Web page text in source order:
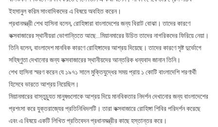
ইহসানুল করিম সাংবাদিকদের এ বিষয়ে অবহিত করেন।
প্রধানমন্ত্রী শেখ হাসিনা বলেন, রোহিঙ্গারা বাংলাদেশের জন্য বিরাট বোঝা। তাদের কারণে
কক্সবাজারের স্থানীয়রা ভোগান্তিতে আছে…মিয়ানমারের উচিত তাদের নাগরিকদের ফিরিয়ে নেয়া।
তিনি বলেন, বাংলাদেশ মানবিক কারণে রোহিঙ্গাদের আশ্রয় দিয়েছে। তাদের কারণে সৃষ্ট দুর্ভোগে
সহিষ্ণুতা দেখানোর জন্য কক্সবাজারের স্থানীয়দের আন্তরিক ধন্যবাদ জানান তিনি।
শেখ হাসিনা স্মরণ করেন যে ১৯৭১ সালে মুক্তিযুদ্ধের সময় প্রায় ১ কোটি বাংলাদেশি শরণার্থী
হিসেবে ভারতে আশ্রয় নিয়েছিল।
মিয়ানমারের বাস্তুচ্যুত মানুষগুলোকে আশ্রয় দিয়ে মানবিকতার নিদর্শন দেখানোর জন্য বাংলাদেশের
প্রশংসা করে যুক্তরাজ্যের প্রতিনিধিদলটি। তারা কক্সবাজারে রোহিঙ্গা শিবির পরিদর্শন করেছে
এবং এ বিষয়ে একটি লিখিত প্রতিবেদন প্রধানমন্ত্রীর কাছে হস্তান্তর করে।